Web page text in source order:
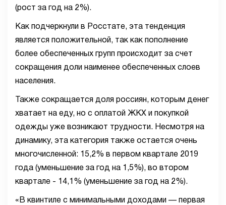
(рост за год на 2%).
Как подчеркнули в Росстате, эта тенденция
является положительной, так как пополнение
более обеспеченных групп происходит за счет
сокращения доли наименее обеспеченных слоев
населения.
Также сокращается доля россиян, которым денег
хватает на еду, но с оплатой ЖКХ и покупкой
одежды уже возникают трудности. Несмотря на
динамику, эта категория также остается очень
многочисленной: 15,2% в первом квартале 2019
года (уменьшение за год на 1,5%), во втором
квартале - 14,1% (уменьшение за год на 2%).
«В квинтиле с минимальными доходами — первая